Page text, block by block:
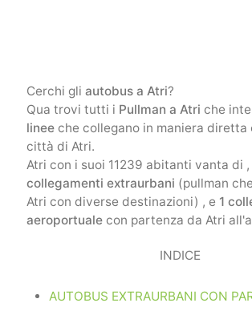
Cerchi gli autobus a Atri?
Qua trovi tutti i Pullman a Atri che
lineeche collegano in maniera diretta
città di Atri.
Atri con i suoi 11239 abitanti vanta di ,
collegamenti extraurbani (pullman
Atri con diverse destinazioni) , e 1
aeroportualecon partenza da Atri
INDICE
AUTOBUS EXTRAURBANI CON